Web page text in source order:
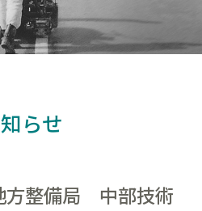
らせ
方整備局 中部技術